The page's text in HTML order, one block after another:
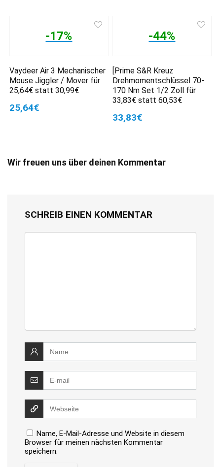
-17%
Vaydeer Air 3 Mechanischer
Mouse Jiggler / Mover für
25,64€ statt 30,99€
25,64€
-44%
[Prime S&R Kreuz
Drehmomentschlüssel 70-
170 Nm Set 1/2 Zoll für
33,83€ statt 60,53€
33,83€
Wir freuen uns über deinen Kommentar
SCHREIB EINEN KOMMENTAR
Name, E-Mail-Adresse und Website in diesem
Browser für meinen nächsten Kommentar
speichern.